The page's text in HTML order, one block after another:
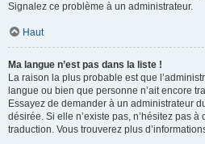
Signalez ce problème à un administrateur.
Haut
Ma langue n’est pas dans la liste !
La raison la plus probable est que
langue ou bien que personne n’ait encore
Essayez de demander à un administrateur
désirée. Si elle n’existe pas, n’hésitez pas
traduction. Vous trouverez plus